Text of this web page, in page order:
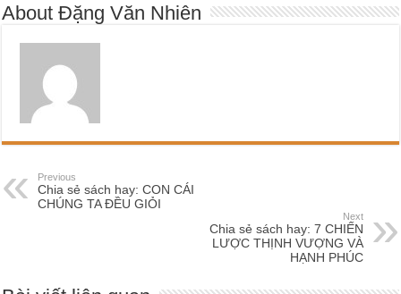
About Đặng Văn Nhiên
Previous
Chia sẻ sách hay: CON CÁI
CHÚNG TA ĐỀU GIỎI
Next
Chia sẻ sách hay: 7 CHIẾN
LƯỢC THỊNH VƯỢNG VÀ
HẠNH PHÚC